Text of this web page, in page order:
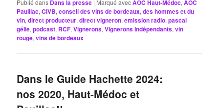
Publié dans Dans la presse | Marqué avecAOC Haut-Médoc,AOC
Pauillac,CIVB,conseil des vins de bordeaux,des hommes et du
vin,direct producteur,direct vigneron,emission radio,pascal
gélie,podcast, RCF,Vignerons,Vignerons Indépendants,vin
rouge,vins de bordeaux
Dans le Guide Hachette 2024:
nos 2020, Haut-Médoc et